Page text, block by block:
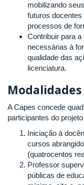
mobilizando
futuros
processos de
Contribuir para
necessárias à
qualidade das
licenciatura.
A Capes concede
participantes do
Iniciação à
cursos
(quatrocentos
Professor
públicas de